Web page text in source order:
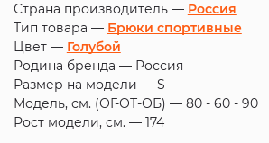
Страна производитель — Россия
Тип товара — Брюки спортивные
Цвет — Голубой
Родина бренда — Россия
Размер на модели — S
Модель, см. (ОГ-ОТ-ОБ) — 80 - 60 - 90
Рост модели, см. — 174